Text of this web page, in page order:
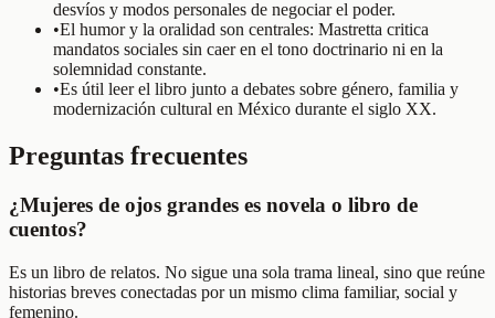
desvíos y modos personales de negociar el poder.
•El humor y la oralidad son centrales: Mastretta critica
mandatos sociales sin caer en el tono doctrinario ni en la
solemnidad constante.
•Es útil leer el libro junto a debates sobre género, familia y
modernización cultural en México durante el siglo XX.
Preguntas frecuentes
¿Mujeres de ojos grandes es novela o libro de
cuentos?
Es un libro de relatos. No sigue una sola trama lineal, sino que reúne
historias breves conectadas por un mismo clima familiar, social y
femenino.